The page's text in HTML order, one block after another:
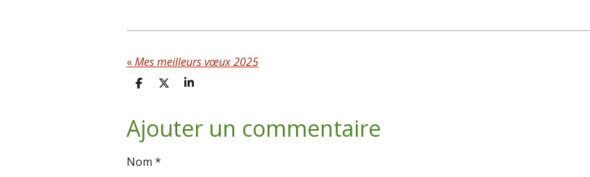
«Mes meilleurs vœux 2025
P
a
g
r
P
a
P
a
Ajouter un commentaire
Nom *